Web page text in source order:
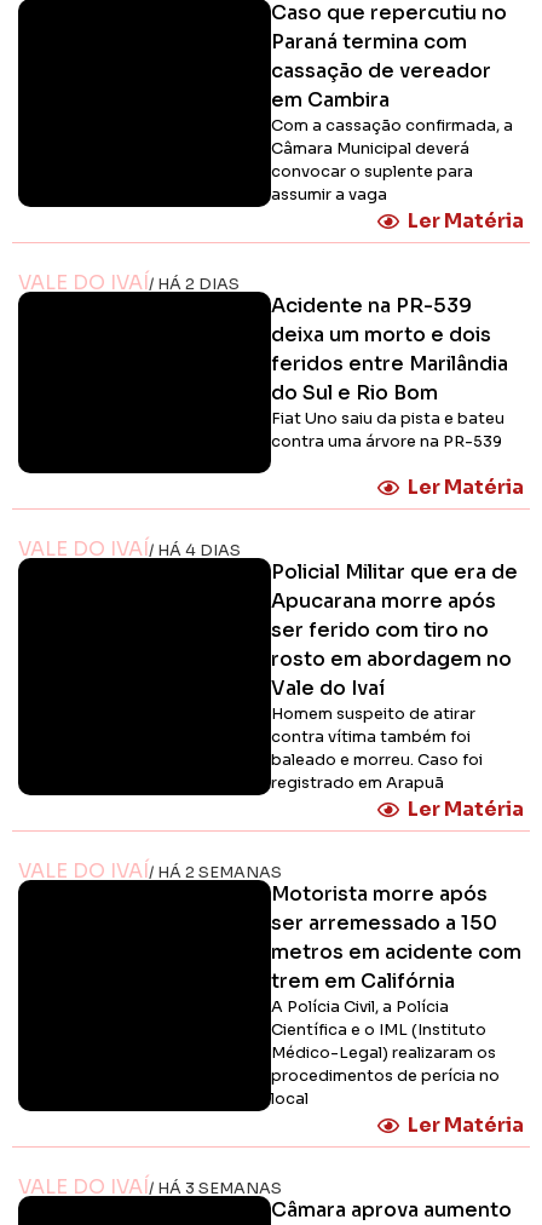
Caso que repercutiu no
Paraná termina com
cassação de vereador
em Cambira
Com a cassação confirmada, a
Câmara Municipal deverá
convocar o suplente para
assumir a vaga
Ler Matéria
VALE DO IVAÍ/ HÁ 2 DIAS
Acidente na PR-539
deixa um morto e dois
feridos entre Marilândia
do Sul e Rio Bom
Fiat Uno saiu da pista e bateu
contra uma árvore na PR-539
Ler Matéria
VALE DO IVAÍ/ HÁ 4 DIAS
Policial Militar que era de
Apucarana morre após
ser ferido com tiro no
rosto em abordagem no
Vale do Ivaí
Homem suspeito de atirar
contra vítima também foi
baleado e morreu. Caso foi
registrado em Arapuã
Ler Matéria
VALE DO IVAÍ/ HÁ 2 SEMANAS
Motorista morre após
ser arremessado a 150
metros em acidente com
trem em Califórnia
A Polícia Civil, a Polícia
Científica e o IML (Instituto
Médico-Legal) realizaram os
procedimentos de perícia no
local
Ler Matéria
VALE DO IVAÍ/ HÁ 3 SEMANAS
Câmara aprova aumento